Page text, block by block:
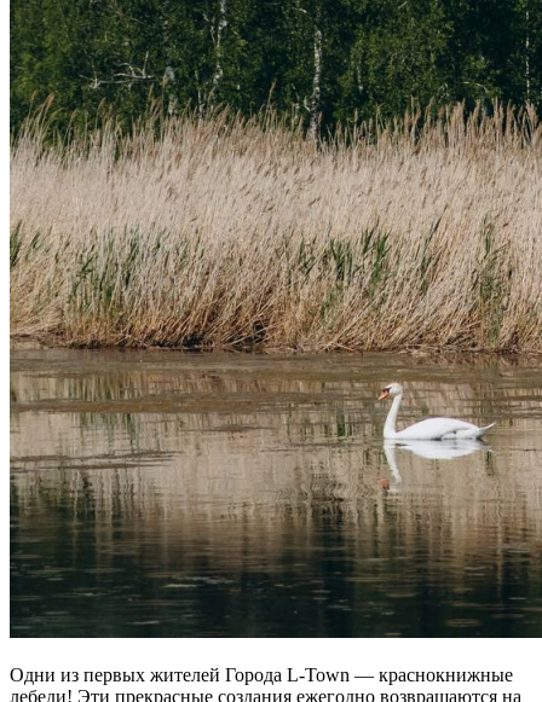
Одни из первых жителей Города L-Town — краснокнижные
лебеди! Эти прекрасные создания ежегодно возвращаются на